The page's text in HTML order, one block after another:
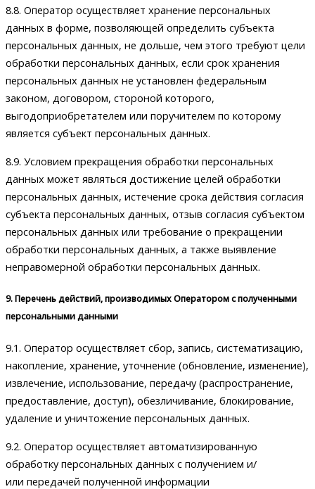
8.8. Оператор осуществляет хранение персональных
данных в форме, позволяющей определить субъекта
персональных данных, не дольше, чем этого требуют цели
обработки персональных данных, если срок хранения
персональных данных не установлен федеральным
законом, договором, стороной которого,
выгодоприобретателем или поручителем по которому
является субъект персональных данных.
8.9. Условием прекращения обработки персональных
данных может являться достижение целей обработки
персональных данных, истечение срока действия согласия
субъекта персональных данных, отзыв согласия субъектом
персональных данных или требование о прекращении
обработки персональных данных, а также выявление
неправомерной обработки персональных данных.
9. Перечень действий, производимых Оператором с полученными
персональными данными
9.1. Оператор осуществляет сбор, запись, систематизацию,
накопление, хранение, уточнение (обновление, изменение),
извлечение, использование, передачу (распространение,
предоставление, доступ), обезличивание, блокирование,
удаление и уничтожение персональных данных.
9.2. Оператор осуществляет автоматизированную
обработку персональных данных с получением и/
или передачей полученной информации